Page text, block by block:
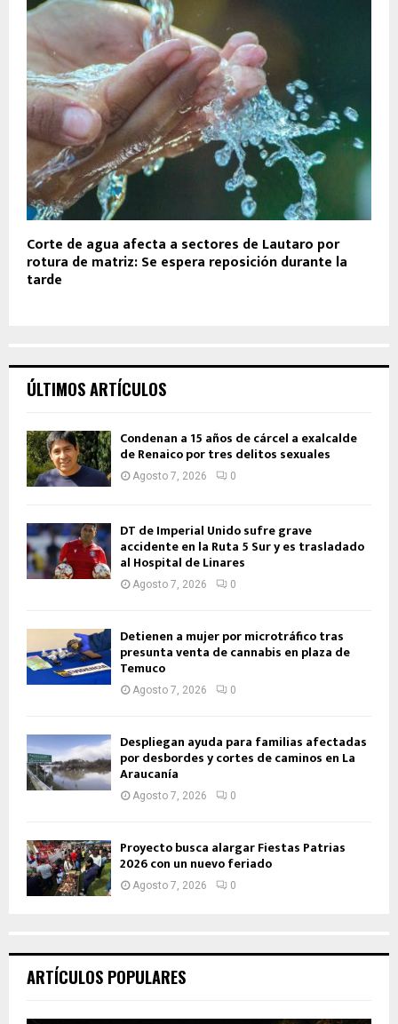
Corte de agua afecta a sectores de Lautaro por
rotura de matriz: Se espera reposición durante la
tarde
ÚLTIMOS ARTÍCULOS
Condenan a 15 años de cárcel a exalcalde
de Renaico por tres delitos sexuales
Agosto 7, 2026 0
DT de Imperial Unido sufre grave
accidente en la Ruta 5 Sur y es trasladado
al Hospital de Linares
Agosto 7, 2026 0
Detienen a mujer por microtráfico tras
presunta venta de cannabis en plaza de
Temuco
Agosto 7, 2026 0
Despliegan ayuda para familias afectadas
por desbordes y cortes de caminos en La
Araucanía
Agosto 7, 2026 0
Proyecto busca alargar Fiestas Patrias
2026 con un nuevo feriado
Agosto 7, 2026 0
ARTÍCULOS POPULARES